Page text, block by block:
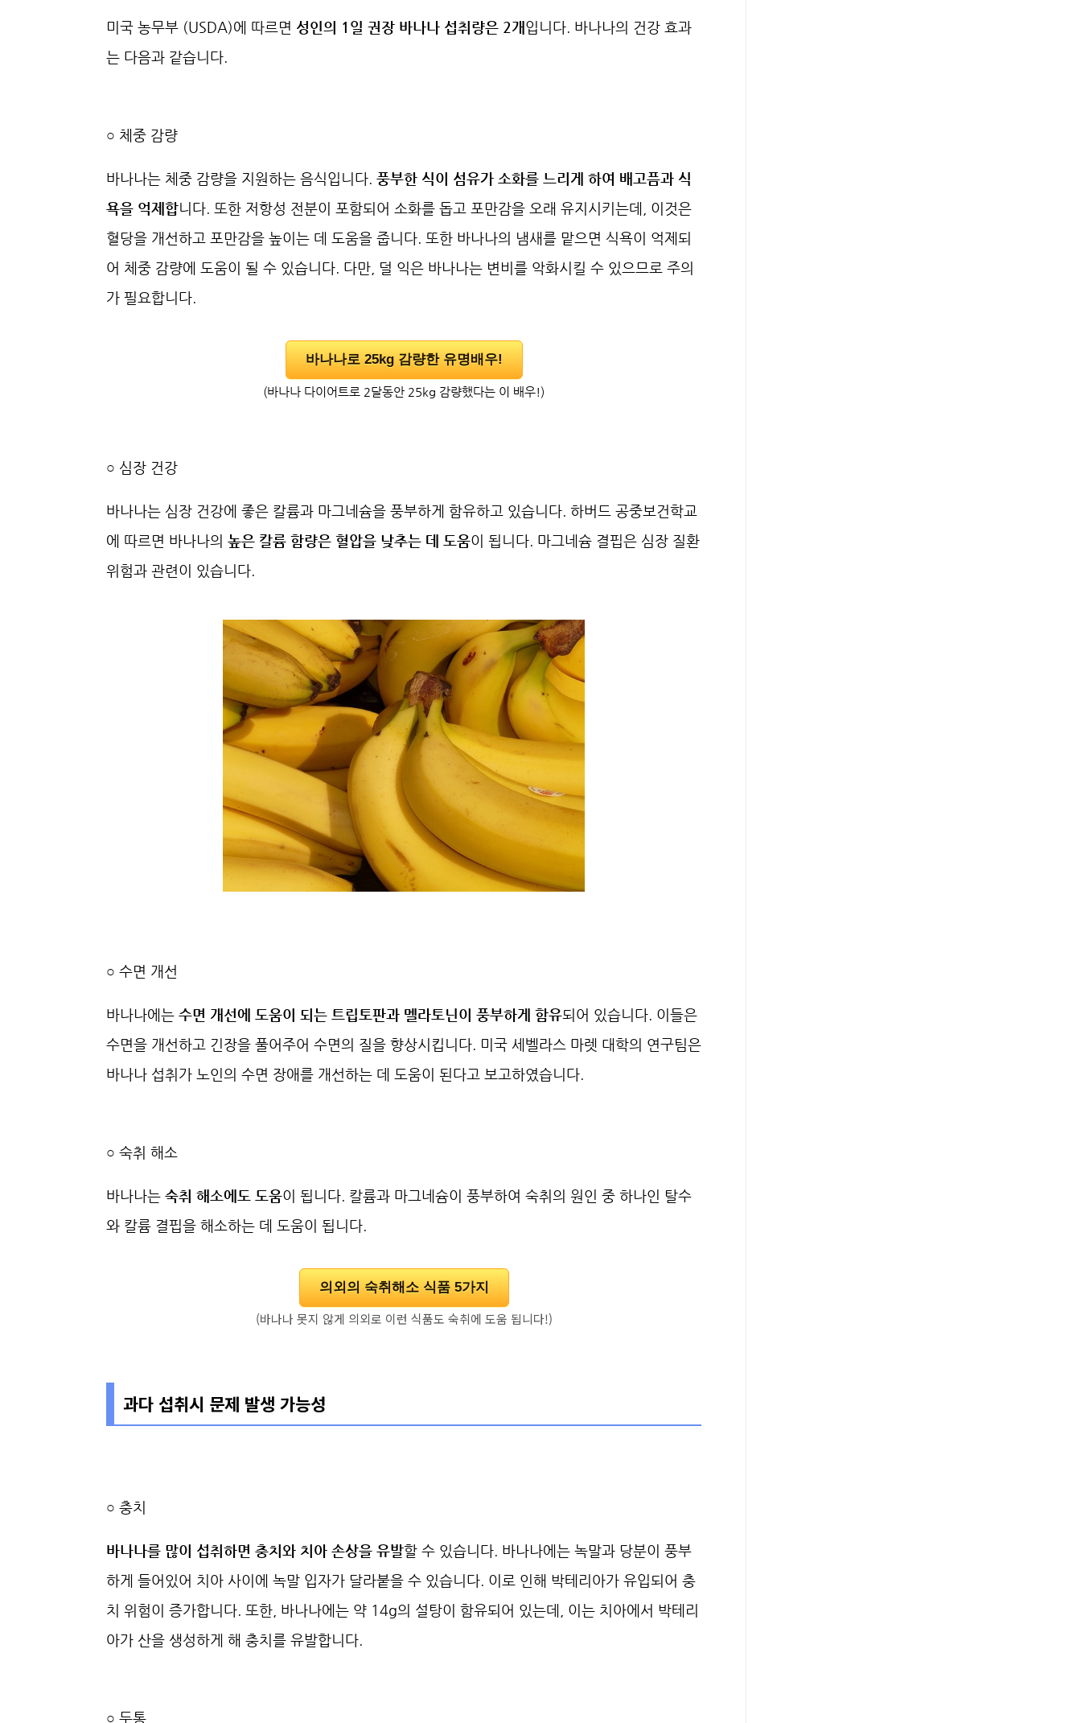
미국 농무부 (USDA)에 따르면 성인의 1일 권장 바나나 섭취량은 2개 입니다. 바나나의 건강 효과
는 다음과 같습니다.
○ 체중 감량
바나나는 체중 감량을 지원하는 음식입니다. 풍부한 식이 섬유가 소화를 느리게 하여 배고픔과 식
욕을 억제합니다. 또한 저항성 전분이 포함되어 소화를 돕고 포만감을 오래 유지시키는데, 이것은
혈당을 개선하고 포만감을 높이는 데 도움을 줍니다. 또한 바나나의 냄새를 맡으면 식욕이 억제되
어 체중 감량에 도움이 될 수 있습니다. 다만, 덜 익은 바나나는 변비를 악화시킬 수 있으므로 주의
가 필요합니다.
바나나로 25kg 감량한 유명배우!
(바나나 다이어트로 2달동안 25kg 감량했다는 이 배우!)
○ 심장 건강
바나나는 심장 건강에 좋은 칼륨과 마그네슘을 풍부하게 함유하고 있습니다. 하버드 공중보건학교
에 따르면 바나나의 높은 칼륨 함량은 혈압을 낮추는 데 도움이 됩니다. 마그네슘 결핍은 심장 질환
위험과 관련이 있습니다.
○ 수면 개선
바나나에는 수면 개선에 도움이 되는 트립토판과 멜라토닌이 풍부하게 함유되어 있습니다. 이들은
수면을 개선하고 긴장을 풀어주어 수면의 질을 향상시킵니다. 미국 세벨라스 마렛 대학의 연구팀은
바나나 섭취가 노인의 수면 장애를 개선하는 데 도움이 된다고 보고하였습니다.
○ 숙취 해소
바나나는 숙취 해소에도 도움이 됩니다. 칼륨과 마그네슘이 풍부하여 숙취의 원인 중 하나인 탈수
와 칼륨 결핍을 해소하는 데 도움이 됩니다.
의외의 숙취해소 식품 5가지
(바나나 못지 않게 의외로 이런 식품도 숙취에 도움 됩니다!)
과다 섭취시 문제 발생 가능성
○ 충치
바나나를 많이 섭취하면 충치와 치아 손상을 유발할 수 있습니다. 바나나에는 녹말과 당분이 풍부
하게 들어있어 치아 사이에 녹말 입자가 달라붙을 수 있습니다. 이로 인해 박테리아가 유입되어 충
치 위험이 증가합니다. 또한, 바나나에는 약 14g의 설탕이 함유되어 있는데, 이는 치아에서 박테리
아가 산을 생성하게 해 충치를 유발합니다.
○ 두통